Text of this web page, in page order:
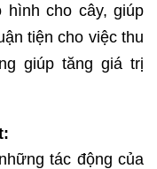
hình cho cây, giúp
tiện cho việc thu
giúp tăng giá trị
tác động của